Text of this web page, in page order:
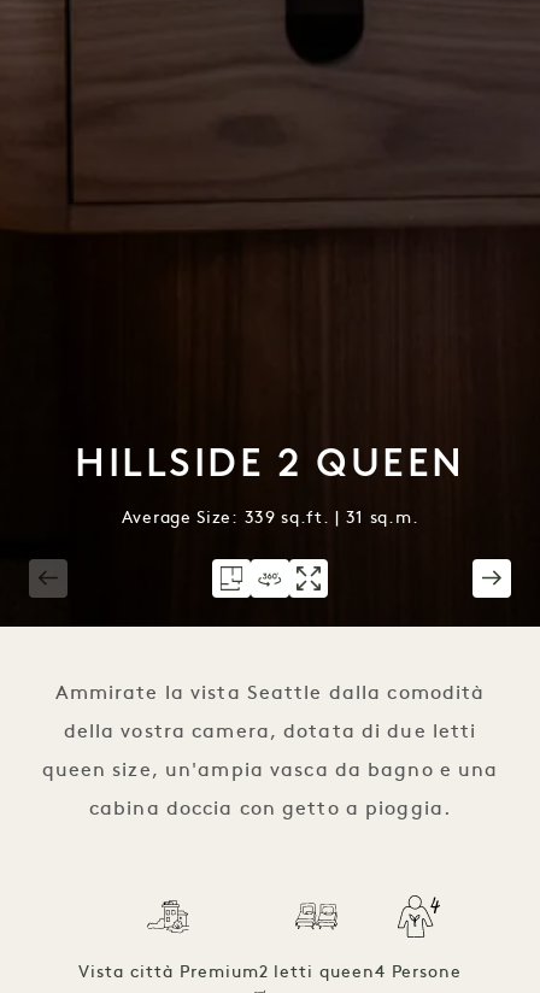
HILLSIDE 2 QUEEN
Average Size: 339 sq.ft. | 31 sq.m.
Ammirate la vista Seattle dalla comodità
della vostra camera, dotata di due letti
queen size, un'ampia vasca da bagno e una
cabina doccia con getto a pioggia.
Vista città Premium2 letti queen4 Persone